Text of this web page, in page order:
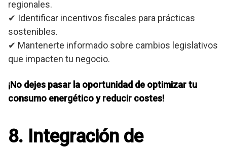
regionales.
✔ Identificar incentivos fiscales para prácticas
sostenibles.
✔ Mantenerte informado sobre cambios legislativos
que impacten tu negocio.
¡No dejes pasar la oportunidad de optimizar tu
consumo energético y reducir costes!
8. Integración de